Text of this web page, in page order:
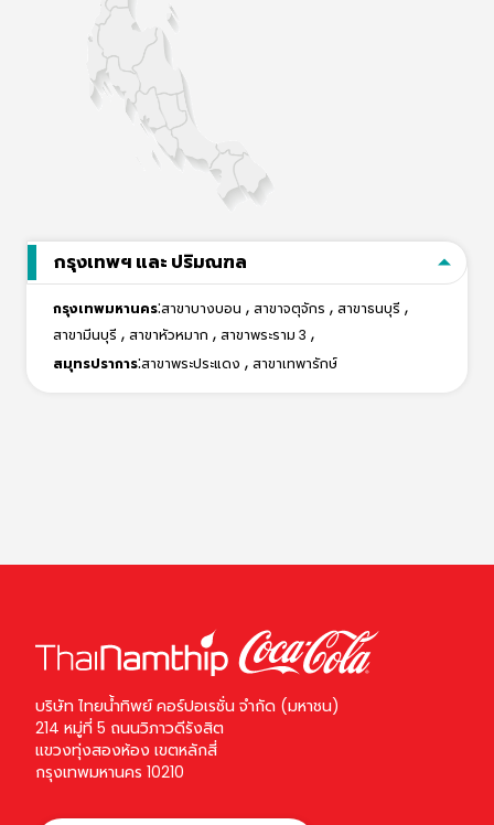
กรุงเทพฯ และ ปริมณฑล
กรุงเทพมหานคร:สาขาบางบอน , สาขาจตุจักร , สาขาธนบุรี ,
สาขามีนบุรี , สาขาหัวหมาก , สาขาพระราม 3 ,
สมุทรปราการ:สาขาพระประแดง , สาขาเทพารักษ์
บริษัท ไทยน้ำทิพย์ คอร์ปอเรชั่น จำกัด (มหาชน)
214 หมู่ที่ 5 ถนนวิภาวดีรังสิต
แขวงทุ่งสองห้อง เขตหลักสี่
กรุงเทพมหานคร 10210